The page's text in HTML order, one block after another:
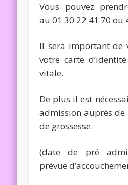
Vous pouvez
au 01 30 22 41 70 ou
Il sera important de
votre carte
vitale.
De plus il est
admission auprès de
de grossesse.
(date de pré
prévue